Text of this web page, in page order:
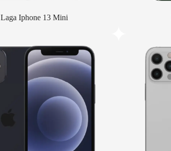
Laga Iphone 13 Mini